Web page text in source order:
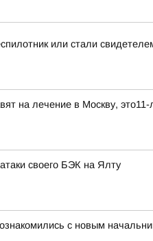
или стали
на лечение в Москву,
своего БЭК на Ялту
с новым